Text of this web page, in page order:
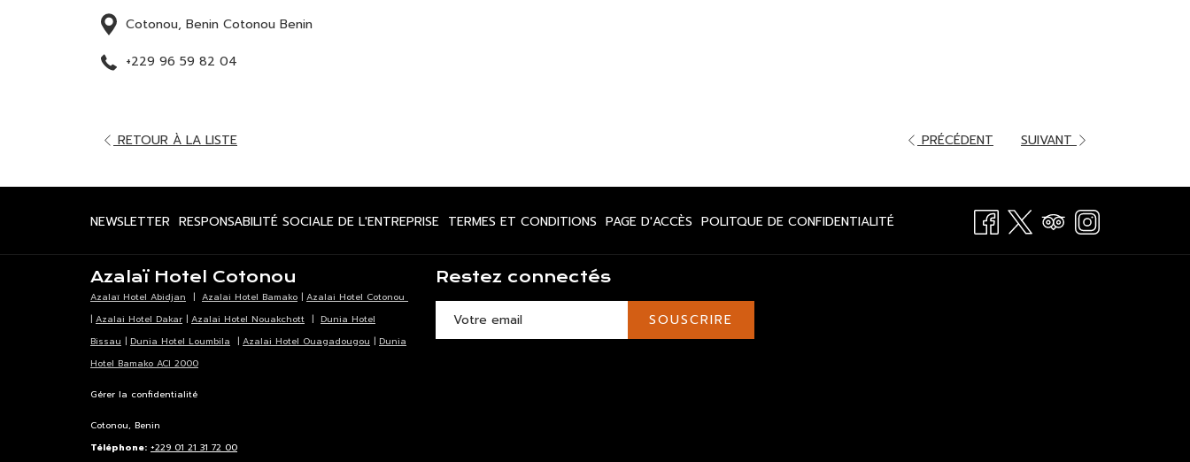
Cotonou, Benin Cotonou Benin
+229 96 59 82 04
RETOUR À LA LISTEOUVRIR
ONGLET
PRÉCÉDENT SUIVANT
NEWSLETTER OUVRIR
NOUVEL
ONGLET
RESPONSABILITÉ SOCIALE DE L'ENTREPRISEOUVRIR
NOUVEL
ONGLET
TERMES ET CONDITIONS OUVRIR
NOUVEL
ONGLET
PAGE D'ACCÈS OUVRIR
ONGLET
POLITQUE DE CONFIDENTIALITÉOUVRIR
Azalaï Hotel Cotonou
Azalaï Hotel Abidjan | Azalai Hotel Bamako | Azalai Hotel Cotonou
| Azalai Hotel Dakar | Azalai Hotel Nouakchott | Dunia Hotel
Bissau | Dunia Hotel Loumbila | Azalai Hotel Ouagadougou | Dunia
Hotel Bamako ACI 2000
Gérer la confidentialité
Cotonou, Benin
Téléphone: +229 01 21 31 72 00
Restez connectés
SOUSCRIRE